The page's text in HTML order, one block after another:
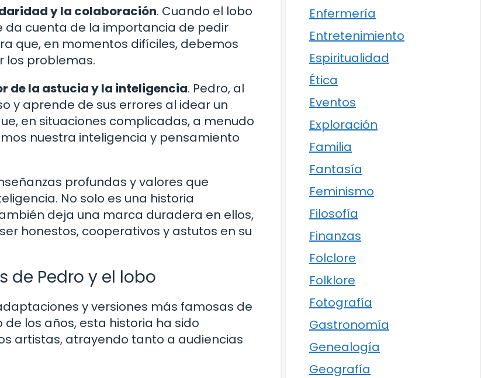
y la colaboración. Cuando el lobo
da cuenta de la importancia de pedir
que, en momentos difíciles, debemos
los problemas.
de la astucia y la inteligencia. Pedro, al
y aprende de sus errores al idear un
en situaciones complicadas, a menudo
nuestra inteligencia y pensamiento
profundas y valores que
No solo es una historia
deja una marca duradera en ellos,
honestos, cooperativos y astutos en su
de Pedro y el lobo
y versiones más famosas de
de los años, esta historia ha sido
artistas, atrayendo tanto a audiencias
Enfermería
Entretenimiento
Espiritualidad
Ética
Eventos
Exploración
Familia
Fantasía
Feminismo
Filosofía
Finanzas
Folclore
Folklore
Fotografía
Gastronomía
Genealogía
Geografía